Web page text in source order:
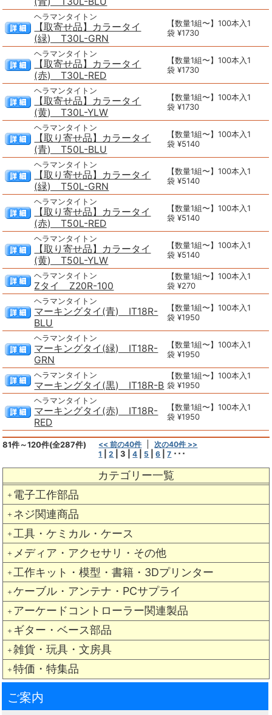
カテゴリー一覧
＋ 電子工作部品
＋ ネジ関連商品
＋ 工具・ケミカル・ケース
＋ メディア・アクセサリ・その他
＋ 工作キット・模型・書籍・3Dプリンター
＋ ケーブル・アンテナ・PCサプライ
＋ アーケードコントローラー関連製品
＋ ギター・ベース部品
＋ 雑貨・玩具・文房具
＋ 特価・特集品
ヘラマンタイトン
【取寄せ品】カラータイ
(緑) T30L-GRN
【数量1組〜】100本入1
袋 ¥1730
ヘラマンタイトン
【取寄せ品】カラータイ
(赤) T30L-RED
【数量1組〜】100本入1
袋 ¥1730
ヘラマンタイトン
【取寄せ品】カラータイ
(黄) T30L-YLW
【数量1組〜】100本入1
袋 ¥1730
ヘラマンタイトン
【取り寄せ品】カラータイ
(青) T50L-BLU
【数量1組〜】100本入1
袋 ¥5140
ヘラマンタイトン
【取り寄せ品】カラータイ
(緑) T50L-GRN
【数量1組〜】100本入1
袋 ¥5140
ヘラマンタイトン
【取り寄せ品】カラータイ
(赤) T50L-RED
【数量1組〜】100本入1
袋 ¥5140
ヘラマンタイトン
【取り寄せ品】カラータイ
(黄) T50L-YLW
【数量1組〜】100本入1
袋 ¥5140
ヘラマンタイトン
Zタイ Z20R-100
【数量1組〜】100本入1
袋 ¥270
ヘラマンタイトン
マーキングタイ(青) IT18R-
BLU
【数量1組〜】100本入1
袋 ¥1950
ヘラマンタイトン
マーキングタイ(緑) IT18R-
GRN
【数量1組〜】100本入1
袋 ¥1950
ヘラマンタイトン
マーキングタイ(黒) IT18R-B
【数量1組〜】100本入1
袋 ¥1950
ヘラマンタイトン
マーキングタイ(赤) IT18R-
RED
【数量1組〜】100本入1
袋 ¥1950
81件～120件(全287件) << 前の40件
次の40件 >>
1
|2 |3 |4 5 |6 |7 ･･･
ご案内